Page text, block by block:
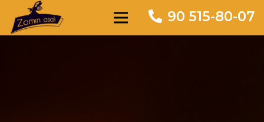
90 515-80-07